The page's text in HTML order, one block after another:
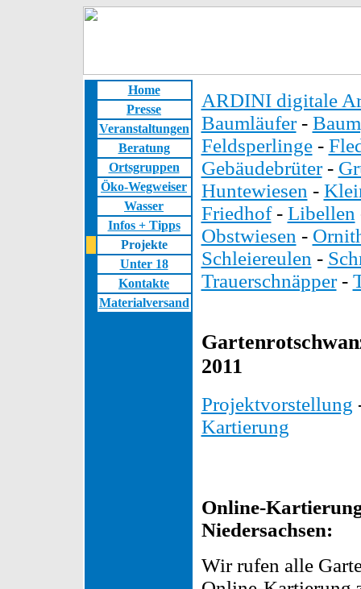
Home
Presse
Veranstaltungen
Beratung
Ortsgruppen
Öko-Wegweiser
Wasser
Infos + Tipps
Projekte
Unter 18
Kontakte
Materialversand
ARDINI digitale
Baumläufer-
Feldsperlinge-
Gebäudebrüter-
Huntewiesen -
Friedhof- Libellen
Obstwiesen -
Schleiereulen -
Trauerschnäpper-
2011
Projektvorstellung
Kartierung
Online-
Niedersachsen:
Wir rufen alle